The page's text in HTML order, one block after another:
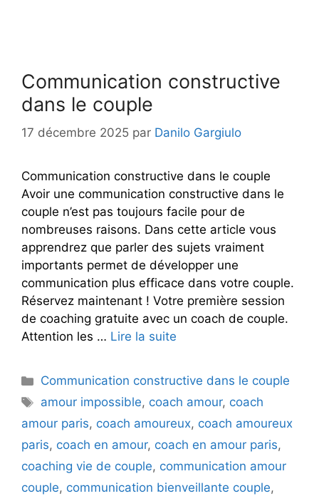
Communication constructive
dans le couple
17 décembre 2025 par Danilo Gargiulo
Communication constructive dans le couple
Avoir une communication constructive dans le
couple n’est pas toujours facile pour de
nombreuses raisons. Dans cette article vous
apprendrez que parler des sujets vraiment
importants permet de développer une
communication plus efficace dans votre couple.
Réservez maintenant ! Votre première session
de coaching gratuite avec un coach de couple.
Attention les … Lire la suite
Catégories
Communication constructive dans le couple
Étiquettes
amour impossible, coach amour, coach
amour paris, coach amoureux, coach amoureux
paris, coach en amour, coach en amour paris,
coaching vie de couple, communication amour
couple, communication bienveillante couple,